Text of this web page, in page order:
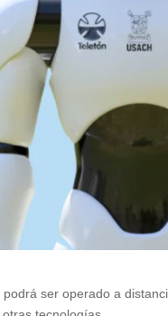
ser operado a